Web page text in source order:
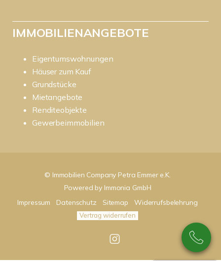
IMMOBILIENANGEBOTE
Eigentumswohnungen
Häuser zum Kauf
Grundstücke
Mietangebote
Renditeobjekte
Gewerbeimmobilien
© Immobilien Company Petra Emmer e.K.
Powered by Immonia GmbH
Impressum
Datenschutz Sitemap Widerrufsbelehrung
Vertrag widerrufen